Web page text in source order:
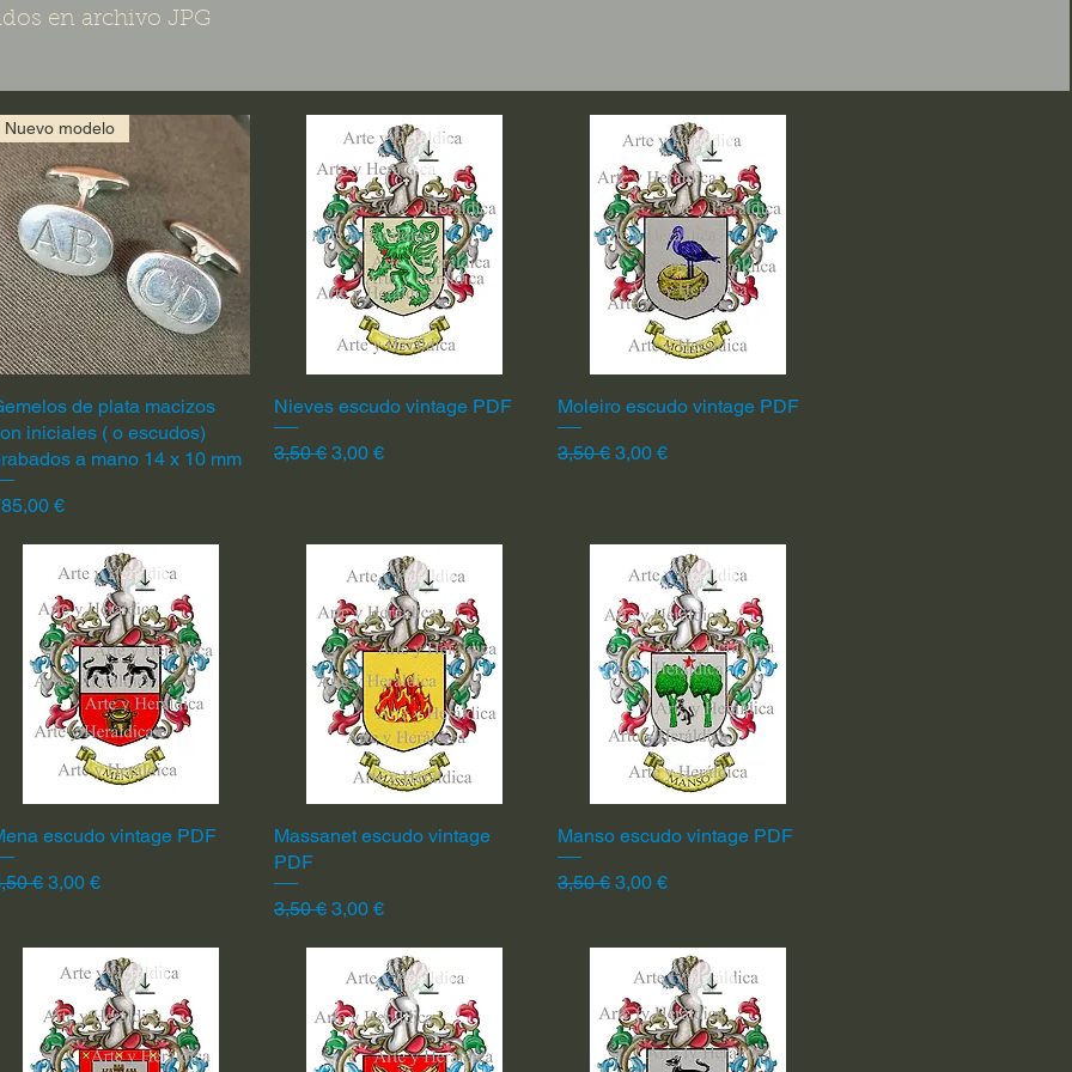
en archivo JPG
Vista rápida
Nuevo modelo
de plata macizos
iniciales ( o escudos)
a mano 14 x 10 mm
€
Vista rápida
Nieves escudo vintage PDF
Precio
3,50 € Precio de oferta
3,00 €
Vista rápida
Moleiro escudo vintage PDF
Precio
3,50 € Precio de oferta
3,00 €
Vista rápida
escudo vintage PDF
€ Precio de oferta
3,00 €
Vista rápida
Massanet escudo vintage
PDF
Precio
3,50 € Precio de oferta
3,00 €
Vista rápida
Manso escudo vintage PDF
Precio
3,50 € Precio de oferta
3,00 €